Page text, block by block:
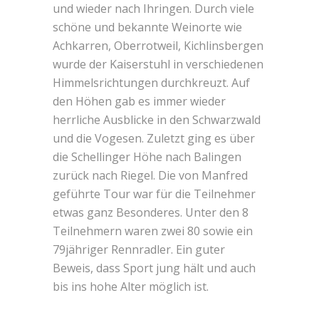
und wieder nach Ihringen. Durch viele
schöne und bekannte Weinorte wie
Achkarren, Oberrotweil, Kichlinsbergen
wurde der Kaiserstuhl in verschiedenen
Himmelsrichtungen durchkreuzt. Auf
den Höhen gab es immer wieder
herrliche Ausblicke in den Schwarzwald
und die Vogesen. Zuletzt ging es über
die Schellinger Höhe nach Balingen
zurück nach Riegel. Die von Manfred
geführte Tour war für die Teilnehmer
etwas ganz Besonderes. Unter den 8
Teilnehmern waren zwei 80 sowie ein
79jähriger Rennradler. Ein guter
Beweis, dass Sport jung hält und auch
bis ins hohe Alter möglich ist.